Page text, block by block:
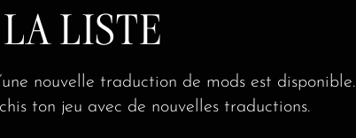
LISTE
nouvelle traduction de mods est disponible.
ton jeu avec de nouvelles traductions.